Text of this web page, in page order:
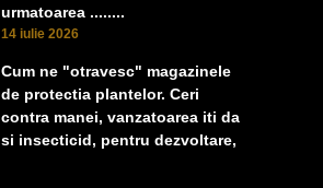
urmatoarea ........
14 iulie 2026
Cum ne "otravesc" magazinele
de protectia plantelor. Ceri
contra manei, vanzatoarea iti da
si insecticid, pentru dezvoltare,